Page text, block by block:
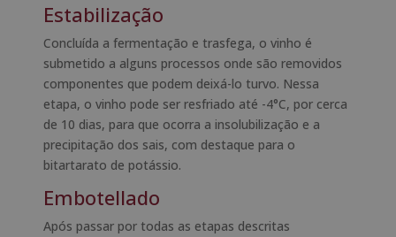
Estabilização
Concluída a fermentação e trasfega, o vinho é
submetido a alguns processos onde são removidos
componentes que podem deixá-lo turvo. Nessa
etapa, o vinho pode ser resfriado até -4°C, por cerca
de 10 dias, para que ocorra a insolubilização e a
precipitação dos sais, com destaque para o
bitartarato de potássio.
Embotellado
Após passar por todas as etapas descritas